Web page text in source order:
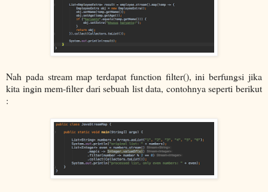
Nah pada stream map terdapat function filter(), ini berfungsi jika
kita ingin mem-filter dari sebuah list data, contohnya seperti berikut
: